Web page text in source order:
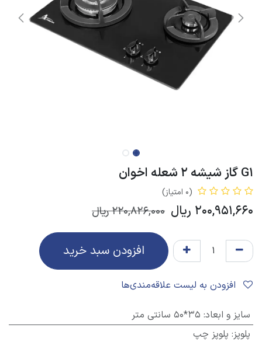
G1 گاز شیشه 2 شعله اخوان
(0 امتیاز)
200,951,660 ریال 220,826,000ریال
افزودن سبد خرید
سایز و ابعاد: 35*50 سانتی متر
پلوپز: پلوپز چپ